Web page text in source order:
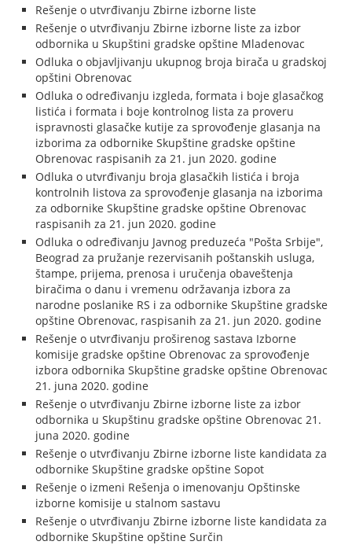
Rešenje o utvrđivanju Zbirne izborne liste
Rešenje o utvrđivanju Zbirne izborne liste za izbor
odbornika u Skupštini gradske opštine Mladenovac
Odluka o objavljivanju ukupnog broja birača u gradskoj
opštini Obrenovac
Odluka o određivanju izgleda, formata i boje glasačkog
listića i formata i boje kontrolnog lista za proveru
ispravnosti glasačke kutije za sprovođenje glasanja na
izborima za odbornike Skupštine gradske opštine
Obrenovac raspisanih za 21. jun 2020. godine
Odluka o utvrđivanju broja glasačkih listića i broja
kontrolnih listova za sprovođenje glasanja na izborima
za odbornike Skupštine gradske opštine Obrenovac
raspisanih za 21. jun 2020. godine
Odluka o određivanju Javnog preduzeća "Pošta Srbije",
Beograd za pružanje rezervisanih poštanskih usluga,
štampe, prijema, prenosa i uručenja obaveštenja
biračima o danu i vremenu održavanja izbora za
narodne poslanike RS i za odbornike Skupštine gradske
opštine Obrenovac, raspisanih za 21. jun 2020. godine
Rešenje o utvrđivanju proširenog sastava Izborne
komisije gradske opštine Obrenovac za sprovođenje
izbora odbornika Skupštine gradske opštine Obrenovac
21. juna 2020. godine
Rešenje o utvrđivanju Zbirne izborne liste za izbor
odbornika u Skupštinu gradske opštine Obrenovac 21.
juna 2020. godine
Rešenje o utvrđivanju Zbirne izborne liste kandidata za
odbornike Skupštine gradske opštine Sopot
Rešenje o izmeni Rešenja o imenovanju Opštinske
izborne komisije u stalnom sastavu
Rešenje o utvrđivanju Zbirne izborne liste kandidata za
odbornike Skupštine opštine Surčin